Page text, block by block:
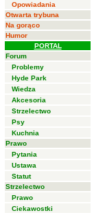
Opowiadania
Otwarta trybuna
Na gorąco
Humor
PORTAL
Forum
Problemy
Hyde Park
Wiedza
Akcesoria
Strzelectwo
Psy
Kuchnia
Prawo
Pytania
Ustawa
Statut
Strzelectwo
Prawo
Ciekawostki